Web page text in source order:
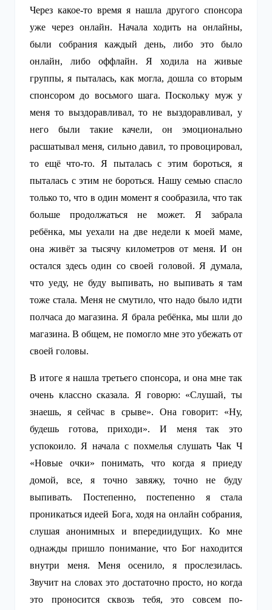
Через какое-то время я нашла другого спонсора
уже через онлайн. Начала ходить на онлайны,
были собрания каждый день, либо это было
онлайн, либо оффлайн. Я ходила на живые
группы, я пыталась, как могла, дошла со вторым
спонсором до восьмого шага. Поскольку муж у
меня то выздоравливал, то не выздоравливал, у
него были такие качели, он эмоционально
расшатывал меня, сильно давил, то провоцировал,
то ещё что-то. Я пыталась с этим бороться, я
пыталась с этим не бороться. Нашу семью спасло
только то, что в один момент я сообразила, что так
больше продолжаться не может. Я забрала
ребёнка, мы уехали на две недели к моей маме,
она живёт за тысячу километров от меня. И он
остался здесь один со своей головой. Я думала,
что уеду, не буду выпивать, но выпивать я там
тоже стала. Меня не смутило, что надо было идти
полчаса до магазина. Я брала ребёнка, мы шли до
магазина. В общем, не помогло мне это убежать от
своей головы.
В итоге я нашла третьего спонсора, и она мне так
очень классно сказала. Я говорю: «Слушай, ты
знаешь, я сейчас в срыве». Она говорит: «Ну,
будешь готова, приходи». И меня так это
успокоило. Я начала с похмелья слушать Чак Ч
«Новые очки» понимать, что когда я приеду
домой, все, я точно завяжу, точно не буду
выпивать. Постепенно, постепенно я стала
проникаться идеей Бога, ходя на онлайн собрания,
слушая анонимных и впередиидущих. Ко мне
однажды пришло понимание, что Бог находится
внутри меня. Меня осенило, я прослезилась.
Звучит на словах это достаточно просто, но когда
это проносится сквозь тебя, это совсем по-